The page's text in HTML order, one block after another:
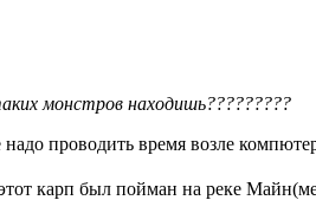
монстров находишь?????????
проводить время возле
карп был пойман на реке